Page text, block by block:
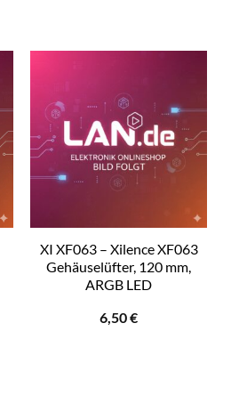
XI XF063 – Xilence XF063
Gehäuselüfter, 120 mm,
ARGB LED
6,50€